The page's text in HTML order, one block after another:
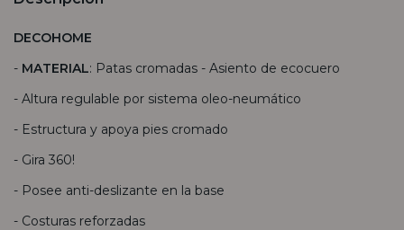
DECOHOME
- MATERIAL: Patas cromadas - Asiento de ecocuero
- Altura regulable por sistema oleo-neumático
- Estructura y apoya pies cromado
- Gira 360!
- Posee anti-deslizante en la base
- Costuras reforzadas